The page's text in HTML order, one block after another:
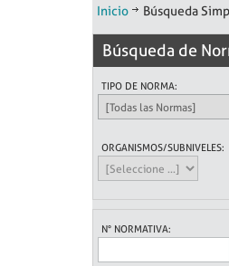
Inicio Búsqueda
Búsqueda de
TIPO DE NORMA:
ORGANISMOS/SUBNIVELES:
N° NORMATIVA: